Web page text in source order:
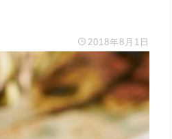
2018年8月1日